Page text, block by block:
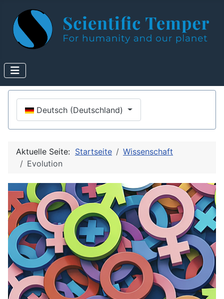
Deutsch (Deutschland)
Aktuelle Seite: Startseite
Wissenschaft
Evolution